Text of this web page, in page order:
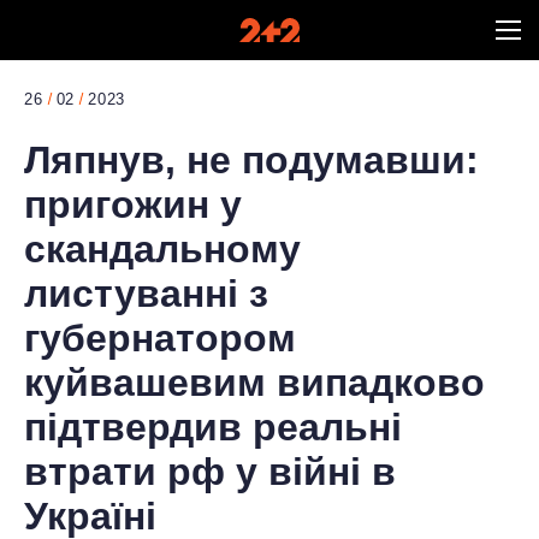
26 02 2023
Ляпнув, не подумавши:
пригожин у
скандальному
листуванні з
губернатором
куйвашевим випадково
підтвердив реальні
втрати рф у війні в
Україні